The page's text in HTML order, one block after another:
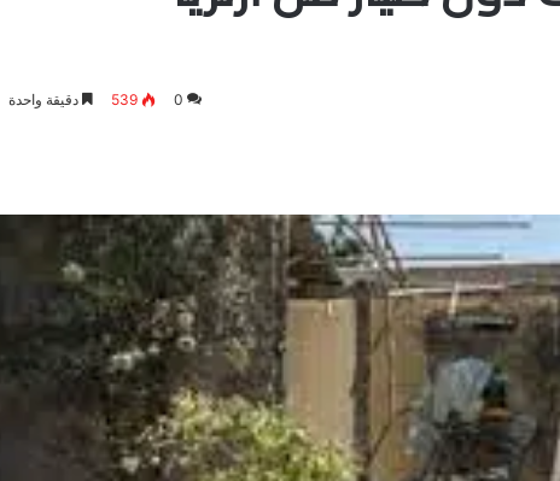
0
539 دقيقة واحدة